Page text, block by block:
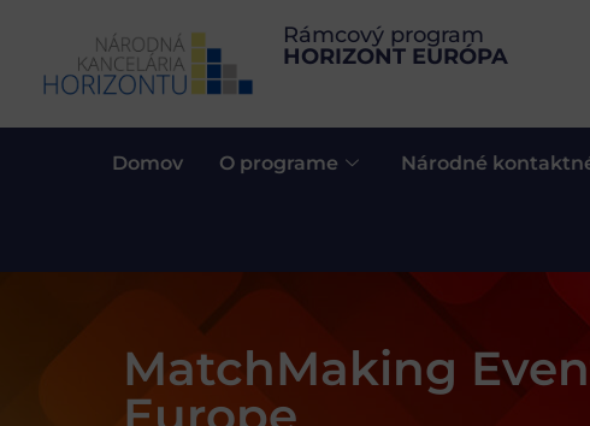
Rámcový program
HORIZONT EURÓPA
Domov O programe Národné
MatchMaking